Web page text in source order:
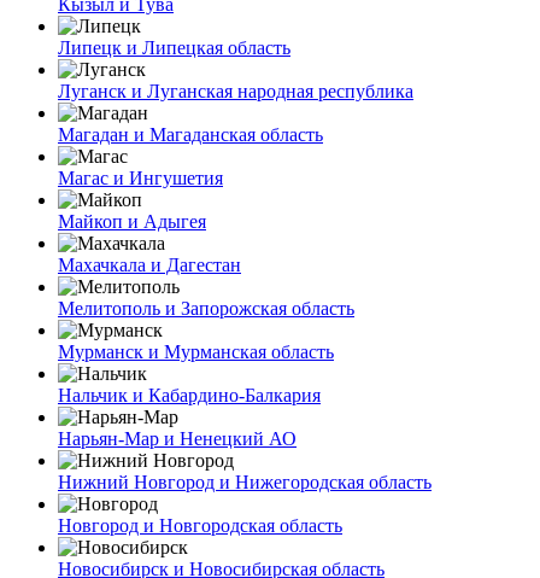
Кызыл и Тува
Липецк и Липецкая область
Луганск и Луганская народная республика
Магадан и Магаданская область
Магас и Ингушетия
Майкоп и Адыгея
Махачкала и Дагестан
Мелитополь и Запорожская область
Мурманск и Мурманская область
Нальчик и Кабардино-Балкария
Нарьян-Мар и Ненецкий АО
Нижний Новгород и Нижегородская область
Новгород и Новгородская область
Новосибирск и Новосибирская область